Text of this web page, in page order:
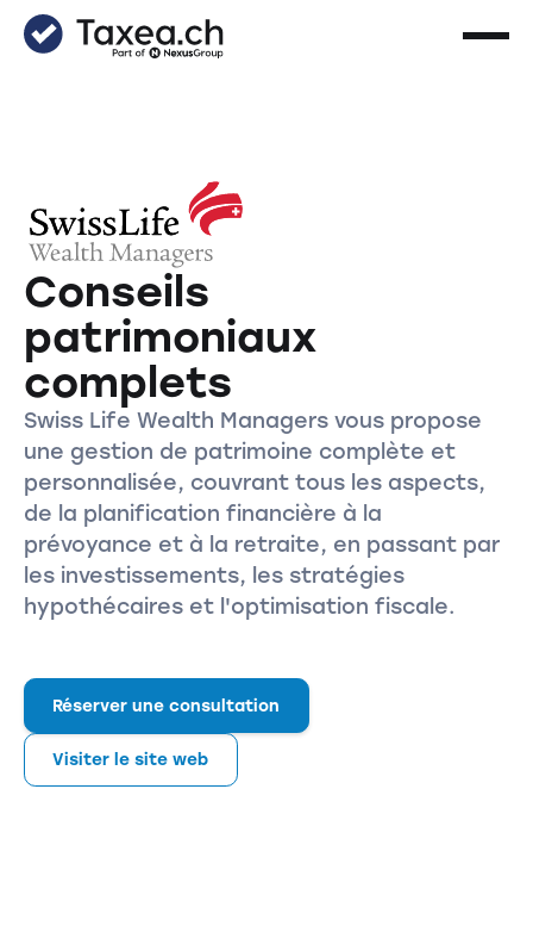
Conseils
patrimoniaux
complets
Swiss Life Wealth Managers vous propose
une gestion de patrimoine complète et
personnalisée, couvrant tous les aspects,
de la planification financière à la
prévoyance et à la retraite, en passant par
les investissements, les stratégies
hypothécaires et l'optimisation fiscale.
Réserver une consultation
Visiter le site web